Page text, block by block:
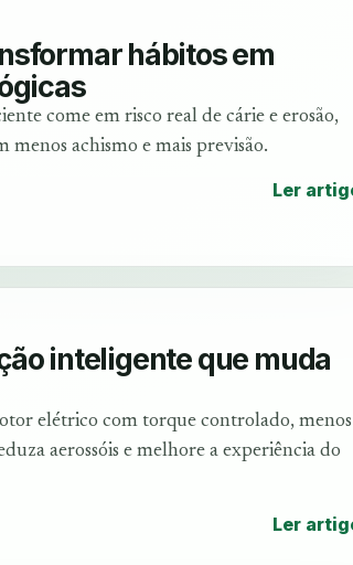
hábitos em
come em risco real de cárie e erosão,
achismo e mais previsão.
Ler
inteligente que muda
elétrico com torque controlado, menos
aerossóis e melhore a experiência do
Ler